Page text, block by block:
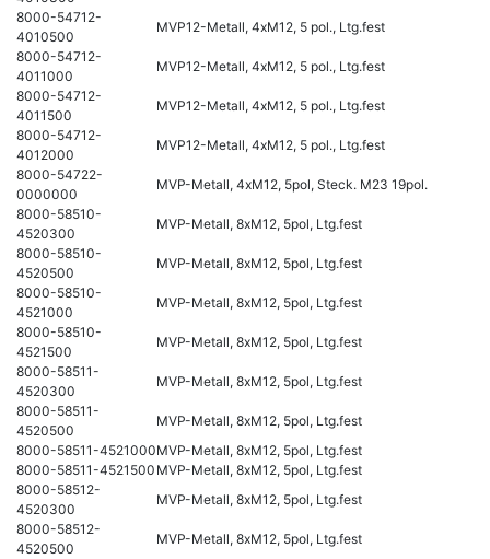
8000-54712-
4010500
MVP12-Metall, 4xM12, 5 pol., Ltg.fest
8000-54712-
4011000
MVP12-Metall, 4xM12, 5 pol., Ltg.fest
8000-54712-
4011500
MVP12-Metall, 4xM12, 5 pol., Ltg.fest
8000-54712-
4012000
MVP12-Metall, 4xM12, 5 pol., Ltg.fest
8000-54722-
0000000
MVP-Metall, 4xM12, 5pol, Steck. M23 19pol.
8000-58510-
4520300
MVP-Metall, 8xM12, 5pol, Ltg.fest
8000-58510-
4520500
MVP-Metall, 8xM12, 5pol, Ltg.fest
8000-58510-
4521000
MVP-Metall, 8xM12, 5pol, Ltg.fest
8000-58510-
4521500
MVP-Metall, 8xM12, 5pol, Ltg.fest
8000-58511-
4520300
MVP-Metall, 8xM12, 5pol, Ltg.fest
8000-58511-
4520500
MVP-Metall, 8xM12, 5pol, Ltg.fest
8000-58511-4521000MVP-Metall, 8xM12, 5pol, Ltg.fest
8000-58511-4521500 MVP-Metall, 8xM12, 5pol, Ltg.fest
8000-58512-
4520300
MVP-Metall, 8xM12, 5pol, Ltg.fest
8000-58512-
4520500
MVP-Metall, 8xM12, 5pol, Ltg.fest